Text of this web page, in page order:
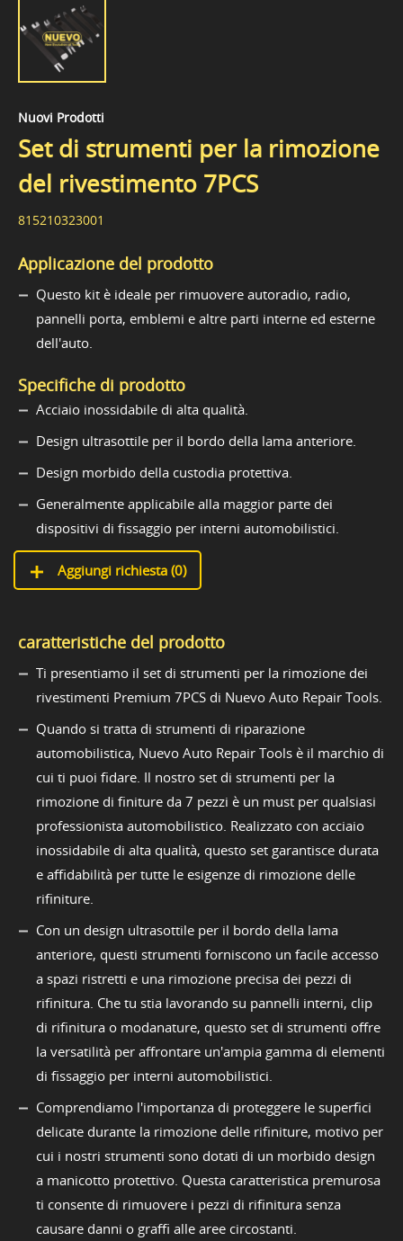
Nuovi Prodotti
Set di strumenti per la rimozione
del rivestimento 7PCS
815210323001
Applicazione del prodotto
Questo kit è ideale per rimuovere autoradio, radio,
pannelli porta, emblemi e altre parti interne ed esterne
dell'auto.
Specifiche di prodotto
Acciaio inossidabile di alta qualità.
Design ultrasottile per il bordo della lama anteriore.
Design morbido della custodia protettiva.
Generalmente applicabile alla maggior parte dei
dispositivi di fissaggio per interni automobilistici.
Aggiungi richiesta (0)
caratteristiche del prodotto
Ti presentiamo il set di strumenti per la rimozione dei
rivestimenti Premium 7PCS di Nuevo Auto Repair Tools.
Quando si tratta di strumenti di riparazione
automobilistica, Nuevo Auto Repair Tools è il marchio di
cui ti puoi fidare. Il nostro set di strumenti per la
rimozione di finiture da 7 pezzi è un must per qualsiasi
professionista automobilistico. Realizzato con acciaio
inossidabile di alta qualità, questo set garantisce durata
e affidabilità per tutte le esigenze di rimozione delle
rifiniture.
Con un design ultrasottile per il bordo della lama
anteriore, questi strumenti forniscono un facile accesso
a spazi ristretti e una rimozione precisa dei pezzi di
rifinitura. Che tu stia lavorando su pannelli interni, clip
di rifinitura o modanature, questo set di strumenti offre
la versatilità per affrontare un'ampia gamma di elementi
di fissaggio per interni automobilistici.
Comprendiamo l'importanza di proteggere le superfici
delicate durante la rimozione delle rifiniture, motivo per
cui i nostri strumenti sono dotati di un morbido design
a manicotto protettivo. Questa caratteristica premurosa
ti consente di rimuovere i pezzi di rifinitura senza
causare danni o graffi alle aree circostanti.